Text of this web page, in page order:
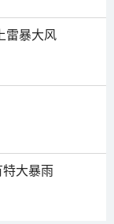
雷暴大风
大暴雨